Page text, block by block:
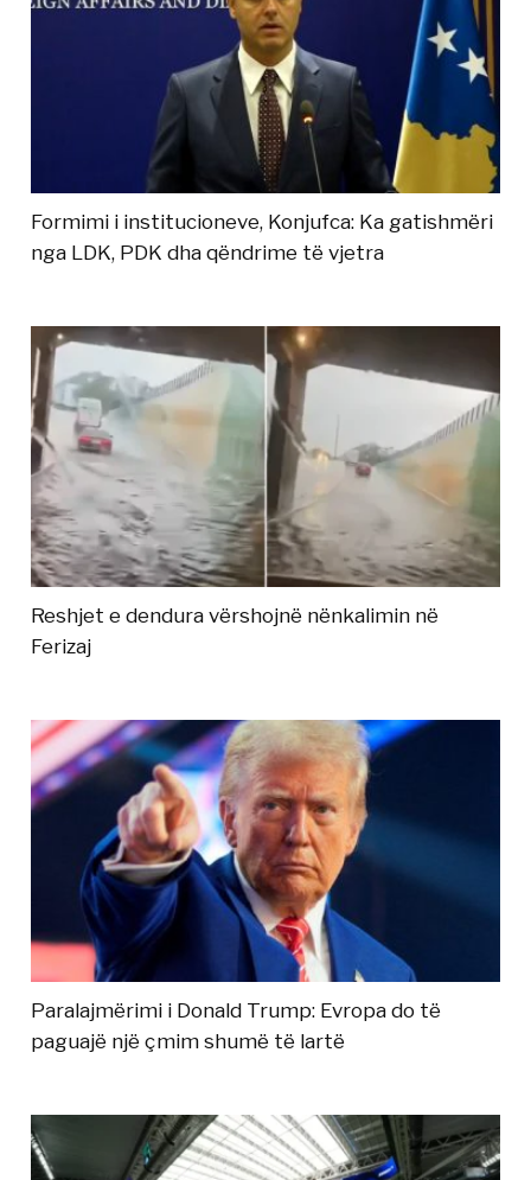
Formimi i institucioneve, Konjufca: Ka gatishmëri
nga LDK, PDK dha qëndrime të vjetra
Reshjet e dendura vërshojnë nënkalimin në
Ferizaj
Paralajmërimi i Donald Trump: Evropa do të
paguajë një çmim shumë të lartë